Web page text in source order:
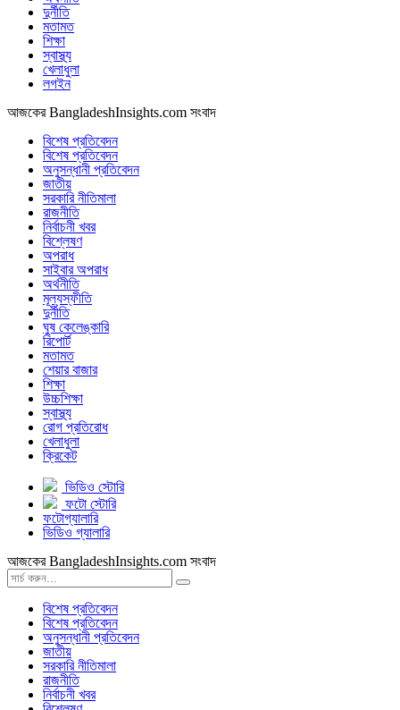
দুর্নীতি
মতামত
শিক্ষা
স্বাস্থ্য
খেলাধুলা
লগইন
আজকের BangladeshInsights.com সংবাদ
বিশেষ প্রতিবেদন
বিশেষ প্রতিবেদন
অনুসন্ধানী প্রতিবেদন
জাতীয়
সরকারি নীতিমালা
রাজনীতি
নির্বাচনী খবর
বিশ্লেষণ
অপরাধ
সাইবার অপরাধ
অর্থনীতি
মূল্যস্ফীতি
দুর্নীতি
ঘুষ কেলেঙ্কারি
রিপোর্ট
মতামত
শেয়ার বাজার
শিক্ষা
উচ্চশিক্ষা
স্বাস্থ্য
রোগ প্রতিরোধ
খেলাধুলা
ক্রিকেট
ভিডিও স্টোরি
ফটো স্টোরি
ফটোগ্যালারি
ভিডিও গ্যালারি
আজকের BangladeshInsights.com সংবাদ
বিশেষ প্রতিবেদন
বিশেষ প্রতিবেদন
অনুসন্ধানী প্রতিবেদন
জাতীয়
সরকারি নীতিমালা
রাজনীতি
নির্বাচনী খবর